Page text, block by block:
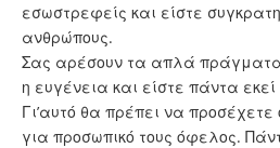
εσωστρεφείς και είστε
ανθρώπους.
Σας αρέσουν τα απλά πράγματα
η ευγένεια και είστε πάντα
Γι’αυτό θα πρέπει να
για προσωπικό τους όφελος.